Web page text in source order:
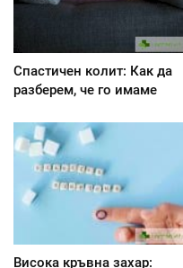
Спастичен колит: Как да
разберем, че го имаме
Висока кръвна захар: